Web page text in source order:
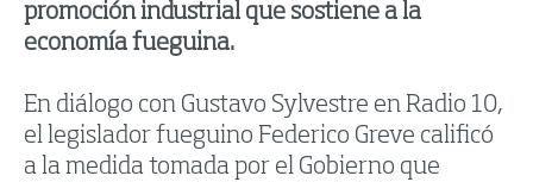
promoción industrial que sostiene a la
economía fueguina.
En diálogo con Gustavo Sylvestre en Radio 10,
el legislador fueguino Federico Greve calificó
a la medida tomada por el Gobierno que